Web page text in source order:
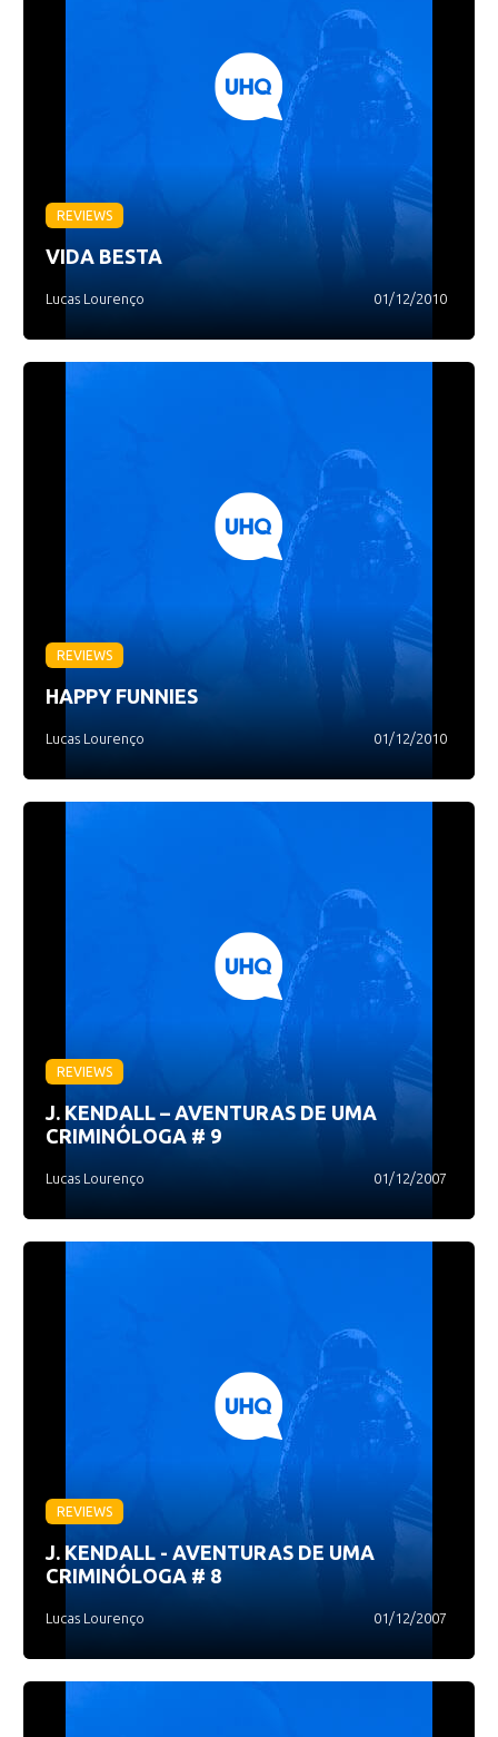
REVIEWS
VIDA BESTA
Lucas Lourenço 01/12/2010
REVIEWS
HAPPY FUNNIES
Lucas Lourenço 01/12/2010
REVIEWS
J. KENDALL – AVENTURAS DE UMA
CRIMINÓLOGA # 9
Lucas Lourenço 01/12/2007
REVIEWS
J. KENDALL - AVENTURAS DE UMA
CRIMINÓLOGA # 8
Lucas Lourenço 01/12/2007